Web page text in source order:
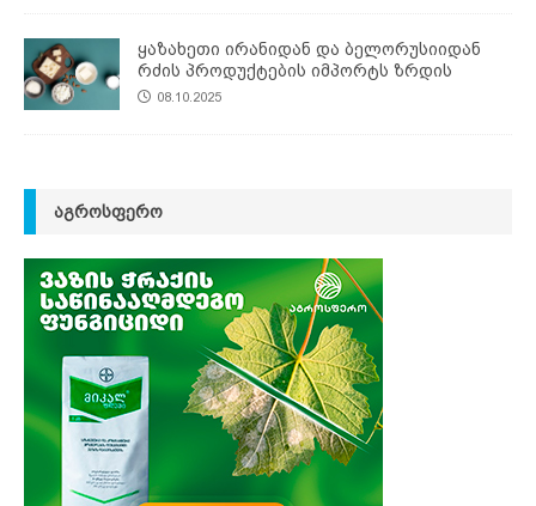
ყაზახეთი ირანიდან და ბელორუსიიდან
რძის პროდუქტების იმპორტს ზრდის
08.10.2025
ᲐᲒᲠᲝᲡᲤᲔᲠᲝ